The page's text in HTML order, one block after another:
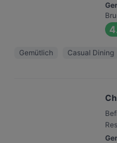
Gemütlich Casual Dining